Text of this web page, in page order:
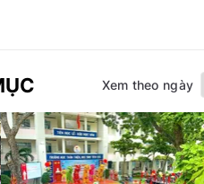
Xem theo ngày